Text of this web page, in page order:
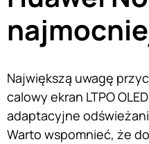
Największą uwagę
calowy ekran LTPO
adaptacyjne
Warto wspomnieć, że